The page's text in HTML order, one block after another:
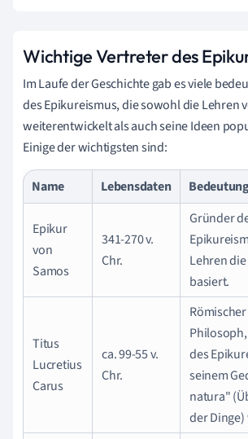
Wichtige Vertreter des
Im Laufe der Geschichte gab es viele
des Epikureismus, die sowohl die Lehren
weiterentwickelt als auch seine Ideen
Einige der wichtigsten sind:
Name Lebensdaten
Epikur
von
Samos
341-270 v.
Chr.
Gründer
Lehren
basiert.
Titus
Lucretius
Carus
ca. 99-55 v.
Chr.
des
seinem
natura"
der